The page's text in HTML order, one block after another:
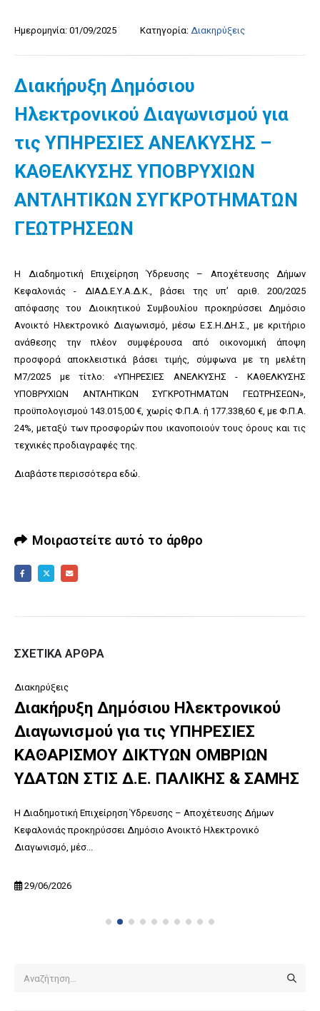
Ημερομηνία: 01/09/2025 Κατηγορία: Διακηρύξεις
Διακήρυξη Δημόσιου
Ηλεκτρονικού Διαγωνισμού για
τις ΥΠΗΡΕΣΙΕΣ ΑΝΕΛΚΥΣΗΣ –
ΚΑΘΕΛΚΥΣΗΣ ΥΠΟΒΡΥΧΙΩΝ
ΑΝΤΛΗΤΙΚΩΝ ΣΥΓΚΡΟΤΗΜΑΤΩΝ
ΓΕΩΤΡΗΣΕΩΝ
Η Διαδημοτική Επιχείρηση Ύδρευσης – Αποχέτευσης Δήμων
Κεφαλονιάς - ΔΙΑΔ.Ε.Υ.Α.Δ.Κ., βάσει της υπ’ αριθ. 200/2025
απόφασης του Διοικητικού Συμβουλίου προκηρύσσει Δημόσιο
Ανοικτό Ηλεκτρονικό Διαγωνισμό, μέσω Ε.Σ.Η.ΔΗ.Σ., με κριτήριο
ανάθεσης την πλέον συμφέρουσα από οικονομική άποψη
προσφορά αποκλειστικά βάσει τιμής, σύμφωνα με τη μελέτη
Μ7/2025 με τίτλο: «ΥΠΗΡΕΣΙΕΣ ΑΝΕΛΚΥΣΗΣ - ΚΑΘΕΛΚΥΣΗΣ
ΥΠΟΒΡΥΧΙΩΝ ΑΝΤΛΗΤΙΚΩΝ ΣΥΓΚΡΟΤΗΜΑΤΩΝ ΓΕΩΤΡΗΣΕΩΝ»,
προϋπολογισμού 143.015,00 €, χωρίς Φ.Π.Α. ή 177.338,60 €, με Φ.Π.Α.
24%, μεταξύ των προσφορών που ικανοποιούν τους όρους και τις
τεχνικές προδιαγραφές της.
Διαβάστε περισσότερα εδώ.
Μοιραστείτε αυτό το άρθρο
ΣΧΕΤΙΚΆ ΆΡΘΡΑ
Διακηρύξεις
Διακήρυξη Δημόσιου Ηλεκτρονικού
Διαγωνισμού για τις ΥΠΗΡΕΣΙΕΣ
ΚΑΘΑΡΙΣΜΟΥ ΔΙΚΤΥΩΝ ΟΜΒΡΙΩΝ
ΥΔΑΤΩΝ ΣΤΙΣ Δ.Ε. ΠΑΛΙΚΗΣ & ΣΑΜΗΣ
Η Διαδημοτική Επιχείρηση Ύδρευσης – Αποχέτευσης Δήμων
Κεφαλονιάς προκηρύσσει Δημόσιο Ανοικτό Ηλεκτρονικό
Διαγωνισμό, μέσ...
29/06/2026